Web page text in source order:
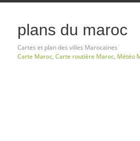
plans du maroc
Cartes et plan des villes Marocaines
Carte Maroc, Carte routière Maroc, Météo